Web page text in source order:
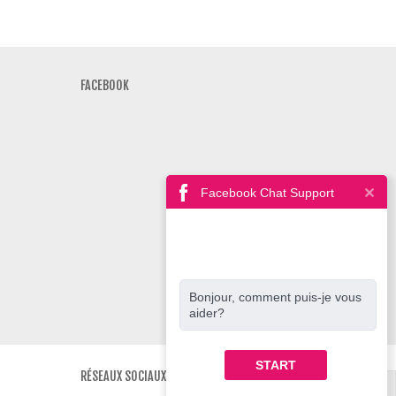
FACEBOOK
RÉSEAUX SOCIAUX
Facebook Chat Support
Bonjour, comment puis-je vous
aider?
START